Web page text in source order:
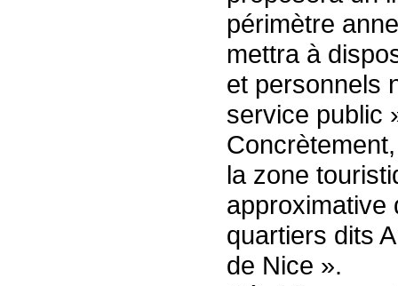
périmètre
mettra à
et personnels
service public
la zone
approximative
quartiers dits
de Nice ».